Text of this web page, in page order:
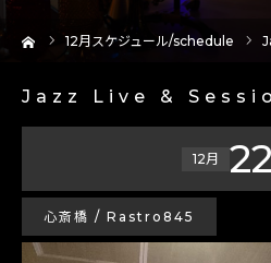
12月スケジュール/schedule
Jazz Live &
12月 22
心斎橋 / Rastro845